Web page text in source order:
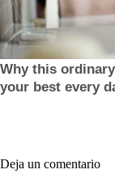
Deja un comentario